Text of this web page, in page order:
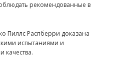
рекомендованные в
Пиллс Распберри доказана
испытаниями и
качества.